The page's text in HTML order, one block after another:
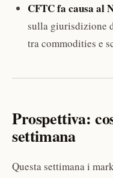
CFTC fa causa al
sulla giurisdizione
tra commodities e
Prospettiva:
settimana
Questa settimana i